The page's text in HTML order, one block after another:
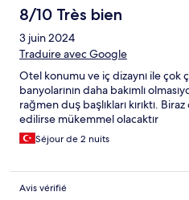
8/10 Très bien
3 juin 2024
Traduire avec Google
Otel konumu ve iç dizaynı ile çok
banyolarının daha bakımlı
rağmen duş başlıkları kırıktı.
edilirse mükemmel olacaktır
Séjour de 2 nuits
Avis vérifié